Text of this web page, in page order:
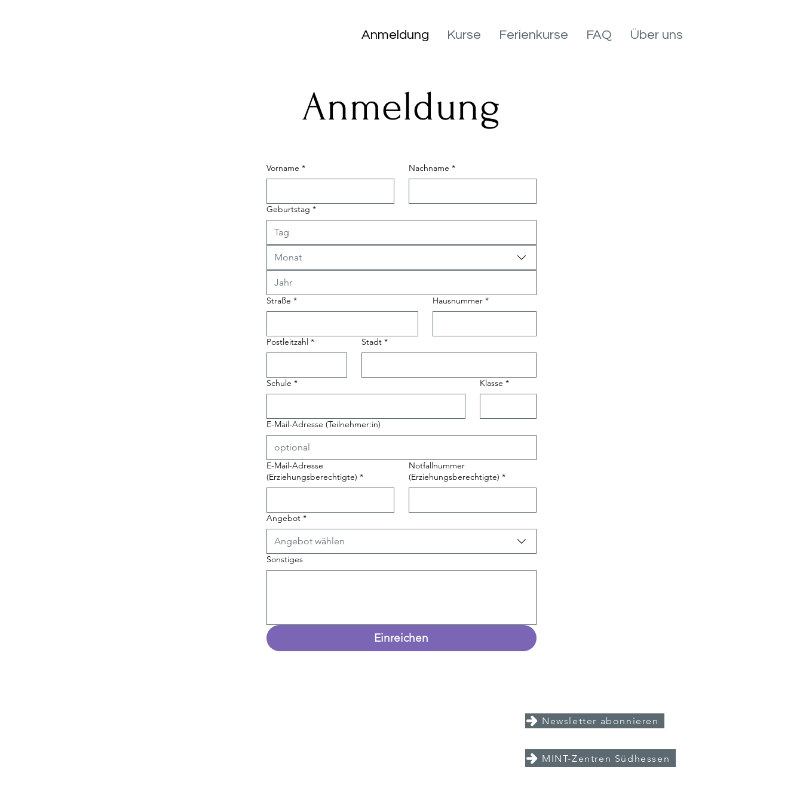
Anmeldung Kurse Ferienkurse FAQ Über uns
Anmeldung
Vorname * Nachname *
Geburtstag *
Monat
Straße * Hausnummer *
Postleitzahl * Stadt *
Schule * Klasse *
E-Mail-Adresse (Teilnehmer:in)
E-Mail-Adresse
(Erziehungsberechtigte) *
Notfallnummer
(Erziehungsberechtigte) *
Angebot *
Angebot wählen
Sonstiges
Einreichen
Newsletter abonnieren
MINT-Zentren Südhessen